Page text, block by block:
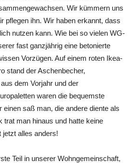
Wir kümmern uns
pflegen ihn. Wir haben erkannt, dass
nutzen kann. Wie bei so vielen WG-
fast ganzjährig eine betonierte
Vorzügen. Auf einem roten Ikea-
stand der Aschenbecher,
dem Vorjahr und der
waren die bequemste
einen saß man, die andere diente als
trat man hinaus und hatte keine
jetzt alles anders!
Teil in unserer Wohngemeinschaft,